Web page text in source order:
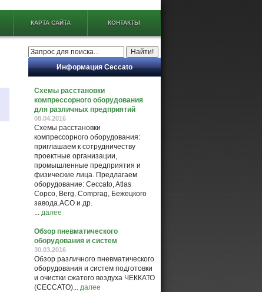
КАРТА САЙТА КОНТАКТЫ
Информация Ceccato
Схемы расстановки
компрессорного оборудования
для различных предприятий
08.04.2016
Схемы расстановки
компрессорного оборудования:
приглашаем к сотрудничеству
проектные организации,
промышленные предприятия и
физические лица. Предлагаем
оборудование: Ceccato, Atlas
Copco, Berg, Comprag, Бежецкого
завода.АСО и др.
... далее
Обзор пневматического
оборудования и систем
30.03.2016
Обзор различного пневматического
оборудования и систем подготовки
и очистки сжатого воздуха ЧЕККАТО
(CECCATO)... далее